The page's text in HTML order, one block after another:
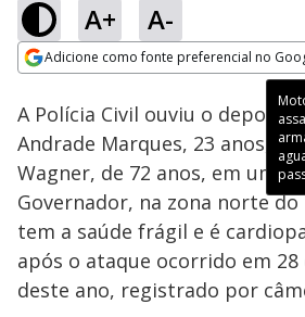
A+ A-
Adicione como fonte preferencial no
Ativar
75.63%
A Polícia Civil ouviu o
Andrade Marques, 23 anos,
Wagner, de 72 anos, em um
Governador, na zona norte do
tem a saúde frágil e é
após o ataque ocorrido em
deste ano, registrado por